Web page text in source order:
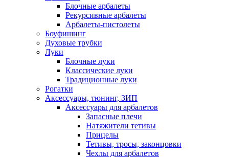
Блочные арбалеты
Рекурсивные арбалеты
Арбалеты-пистолеты
Боуфишинг
Духовые трубки
Луки
Блочные луки
Классические луки
Традиционные луки
Рогатки
Аксессуары, тюнинг, ЗИП
Аксессуары для арбалетов
Запасные плечи
Натяжители тетивы
Прицелы
Тетивы, тросы, законцовки
Чехлы для арбалетов